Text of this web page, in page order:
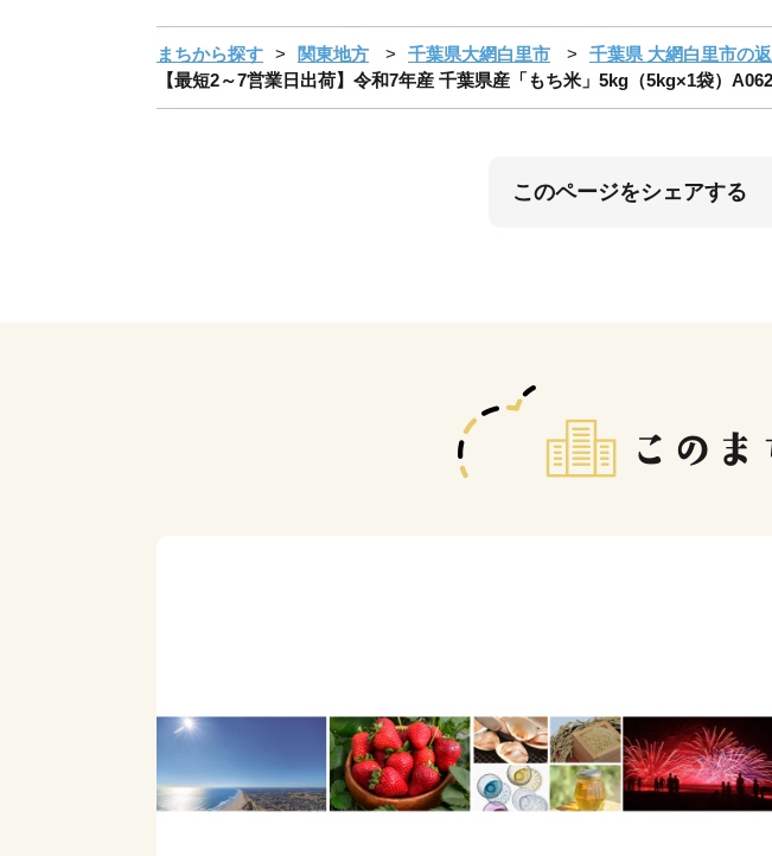
まちから探す 関東地方 千葉県大網白里市
千葉県 大網白里市の
【最短2～7営業日出荷】令和7年産 千葉県産「もち米」5kg（5kg×1袋）A062
このページをシェアする